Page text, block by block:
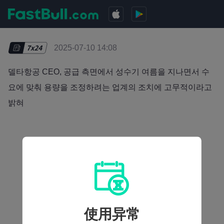
2025-07-10 14:08
델타항공 CEO, 공급 측면에서 성수기 여름을 지나면서 수
요에 맞춰 용량을 조정하려는 업계의 조치에 고무적이라고
밝혀
使用异常